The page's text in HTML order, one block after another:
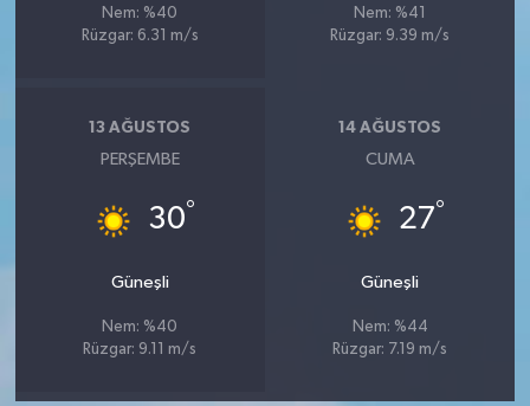
Nem: %40
Rüzgar: 6.31 m/s
Nem: %41
Rüzgar: 9.39 m/s
13 AĞUSTOS
PERŞEMBE
30°
Güneşli
Nem: %40
Rüzgar: 9.11 m/s
14 AĞUSTOS
CUMA
27°
Güneşli
Nem: %44
Rüzgar: 7.19 m/s